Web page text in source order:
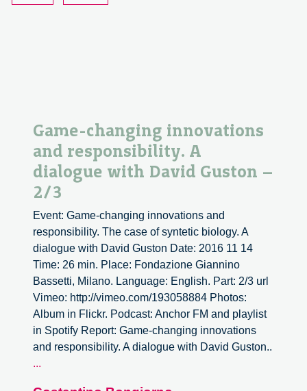
Game-changing innovations
and responsibility. A
dialogue with David Guston –
2/3
Event: Game-changing innovations and
responsibility. The case of syntetic biology. A
dialogue with David Guston Date: 2016 11 14
Time: 26 min. Place: Fondazione Giannino
Bassetti, Milano. Language: English. Part: 2/3 url
Vimeo: http://vimeo.com/193058884 Photos:
Album in Flickr. Podcast: Anchor FM and playlist
in Spotify Report: Game-changing innovations
and responsibility. A dialogue with David Guston..
...